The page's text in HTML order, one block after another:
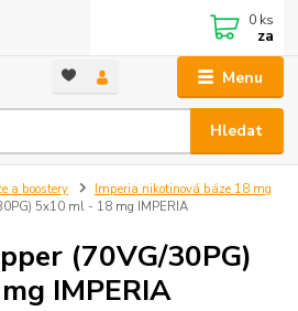
Menu
Hledat
0 ks
za
a boostery
Imperia nikotinová báze 18 mg
5x10 ml - 18 mg IMPERIA
(70VG/30PG)
IMPERIA